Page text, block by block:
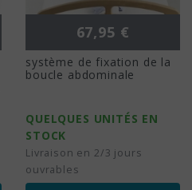
Prix
67,95 €
système de fixation de la
boucle abdominale
QUELQUES UNITÉS EN
STOCK
Livraison en 2/3 jours
ouvrables